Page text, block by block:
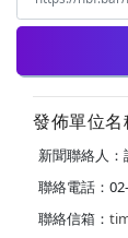
發佈單位
新聞聯絡人
聯絡電話：
聯絡信箱：